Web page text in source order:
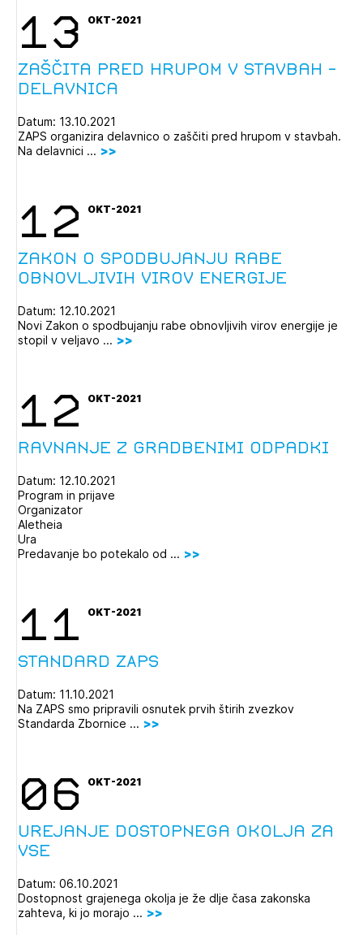
Izbrana vsebina je namenjena le ZAPS
13 OKT-2021
Zaščita pred hrupom v stavbah -
delavnica
Datum: 13.10.2021
ZAPS organizira delavnico o zaščiti pred hrupom v stavbah.
Na delavnici ...
12 OKT-2021
Zakon o spodbujanju rabe
obnovljivih virov energije
Datum: 12.10.2021
Novi Zakon o spodbujanju rabe obnovljivih virov energije je
stopil v veljavo ...
12 OKT-2021
Ravnanje z gradbenimi odpadki
Datum: 12.10.2021
Program in prijave
Organizator
Aletheia
Ura
Predavanje bo potekalo od ...
11 OKT-2021
Standard ZAPS
Datum: 11.10.2021
Na ZAPS smo pripravili osnutek prvih štirih zvezkov
Standarda Zbornice ...
06 OKT-2021
Urejanje dostopnega okolja za
vse
Datum: 06.10.2021
Dostopnost grajenega okolja je že dlje časa zakonska
zahteva, ki jo morajo ...